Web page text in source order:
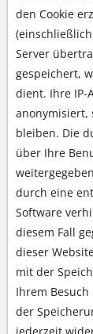
den Cookie
Server
gespeichert,
dient. Ihre IP-
anonymisiert,
bleiben. Die
über Ihre
durch eine
Software
diesem Fall
dieser
mit der
Ihrem
der
jederzeit